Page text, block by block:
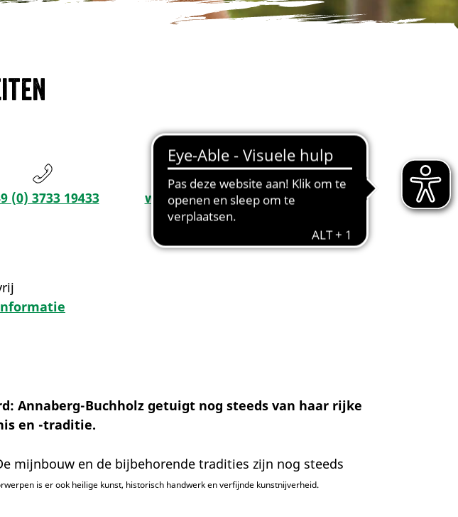
(0) 3733 19433 www.annaberg-buchholz.de
Annaberg-Buchholz getuigt nog steeds van haar rijke
en -traditie.
mijnbouw en de bijbehorende tradities zijn nog steeds
is er ook heilige kunst, historisch handwerk en verfijnde kunstnijverheid.